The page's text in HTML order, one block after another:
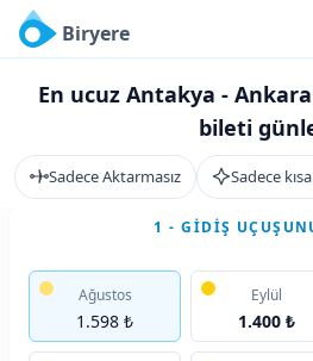
Biryere
En ucuz Antakya -
bileti
Sadece Aktarmasız Sadece
1 - GIDIŞ
Ağustos
1.598 ₺
Eylül
1.400 ₺